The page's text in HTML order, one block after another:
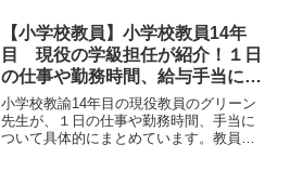
【小学校教員】小学校教員14年
目 現役の学級担任が紹介！１日
の仕事や勤務時間、給与手当につ
いて
小学校教諭14年目の現役教員のグリーン
先生が、１日の仕事や勤務時間、手当に
ついて具体的にまとめています。教員を